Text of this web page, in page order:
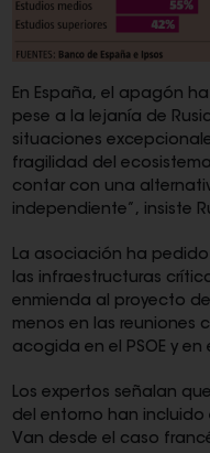
En España, el apagón
pese a la lejanía de
situaciones
fragilidad del
contar con una
independiente”, insiste
La asociación ha
las infraestructuras
enmienda al proyecto
menos en las reuniones
acogida en el PSOE y en
Los expertos señalan
del entorno han incluido
Van desde el caso